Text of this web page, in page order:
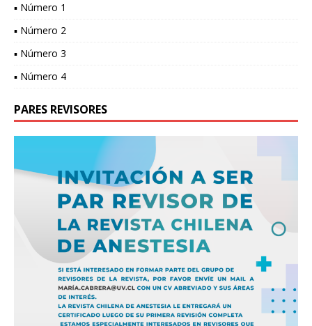
▪ Número 1
▪ Número 2
▪ Número 3
▪ Número 4
PARES REVISORES